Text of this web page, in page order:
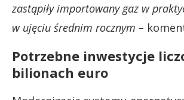
zastąpiły importowany gaz w
w ujęciu średnim rocznym –
Potrzebne inwestycje
bilionach euro